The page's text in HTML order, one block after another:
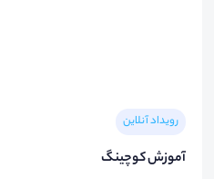
رویداد آنلاین
آموزش کوچینگ